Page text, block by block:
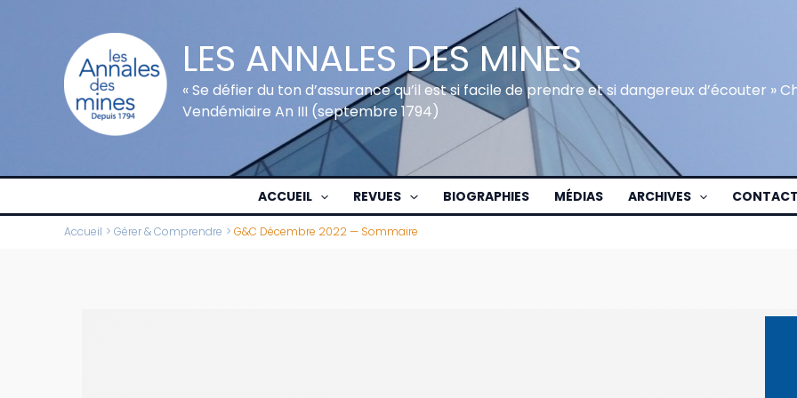
LES ANNALES DES MINES
« Se défier du ton d’assurance qu’il est si facile de prendre et si dangereux d’écouter »
Vendémiaire An III (septembre 1794)
ACCUEIL REVUES BIOGRAPHIES MÉDIAS ARCHIVES CONTACT
Accueil Gérer & Comprendre G&C Décembre 2022 — Sommaire